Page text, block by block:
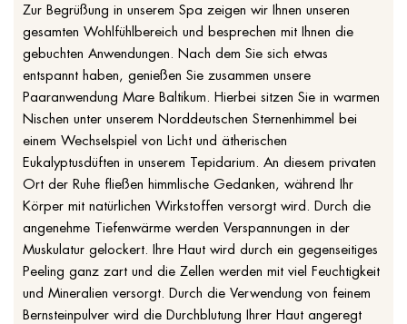
Zur Begrüßung in unserem Spa zeigen wir Ihnen unseren
gesamten Wohlfühlbereich und besprechen mit Ihnen die
gebuchten Anwendungen. Nach dem Sie sich etwas
entspannt haben, genießen Sie zusammen unsere
Paaranwendung Mare Baltikum. Hierbei sitzen Sie in warmen
Nischen unter unserem Norddeutschen Sternenhimmel bei
einem Wechselspiel von Licht und ätherischen
Eukalyptusdüften in unserem Tepidarium. An diesem privaten
Ort der Ruhe fließen himmlische Gedanken, während Ihr
Körper mit natürlichen Wirkstoffen versorgt wird. Durch die
angenehme Tiefenwärme werden Verspannungen in der
Muskulatur gelockert. Ihre Haut wird durch ein gegenseitiges
Peeling ganz zart und die Zellen werden mit viel Feuchtigkeit
und Mineralien versorgt. Durch die Verwendung von feinem
Bernsteinpulver wird die Durchblutung Ihrer Haut angeregt